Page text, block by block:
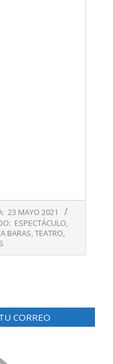
23 MAYO 2021
ESPECTÁCULO,
BARAS,TEATRO,
CORREO